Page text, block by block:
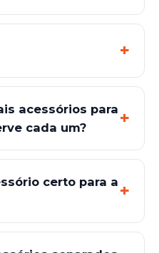
acessórios para
cada um?
certo para a